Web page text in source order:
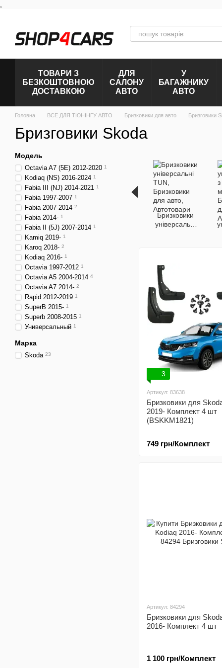
ТОВАРИ З
БЕЗКОШТОВНОЮ
ДОСТАВКОЮ
ДЛЯ
САЛОНУ
АВТО
У
БАГАЖНИКУ
АВТО
Головна ВСЕ ДЛЯ ТЮНІНГУ АВТО Бризковики для авто Бризговики
Бризговики Skoda
Бризковики
універсальні
3
Артикул: 83638
Бризковики для
2019- Комплект 4 шт
(BSKKM1821)
749 грн/Комплект
Артикул: 84294
Бризковики для
2016- Комплект 4 шт
1 100 грн/Комплект
Модель
Octavia A7 (5E) 2012-2020 1
Kodiaq (NS) 2016-2024 1
Fabia III (NJ) 2014-2021 1
Fabia 1997-2007 1
Fabia 2007-2014 2
Fabia 2014- 1
Fabia II (5J) 2007-2014 1
Kamiq 2019- 1
Karoq 2018- 2
Kodiaq 2016- 1
Octavia 1997-2012 1
Octavia A5 2004-2014 4
Octavia A7 2014- 2
Rapid 2012-2019 1
SuperB 2015- 1
Superb 2008-2015 1
Универсальный 1
Марка
Skoda 23